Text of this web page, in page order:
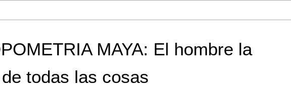
MAYA: El hombre la
todas las cosas